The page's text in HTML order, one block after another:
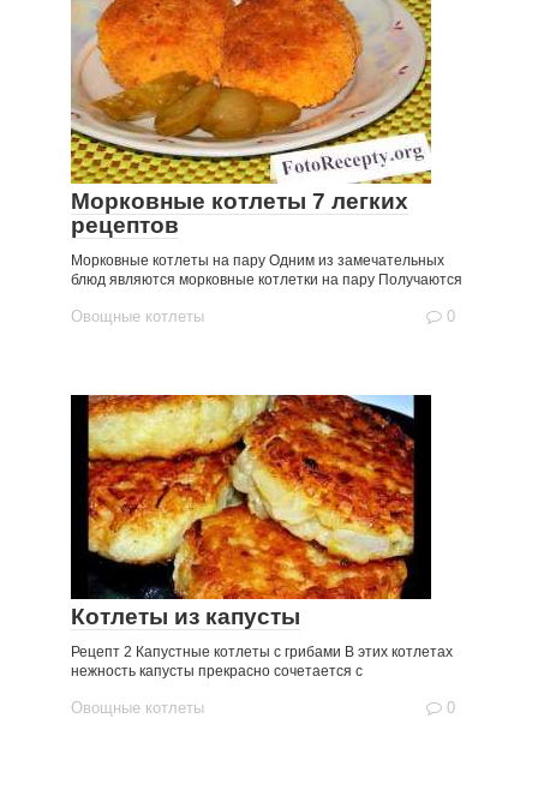
Морковные котлеты 7 легких
рецептов
Морковные котлеты на пару Одним из замечательных
блюд являются морковные котлетки на пару Получаются
Овощные котлеты 0
Котлеты из капусты
Рецепт 2 Капустные котлеты с грибами В этих котлетах
нежность капусты прекрасно сочетается с
Овощные котлеты 0